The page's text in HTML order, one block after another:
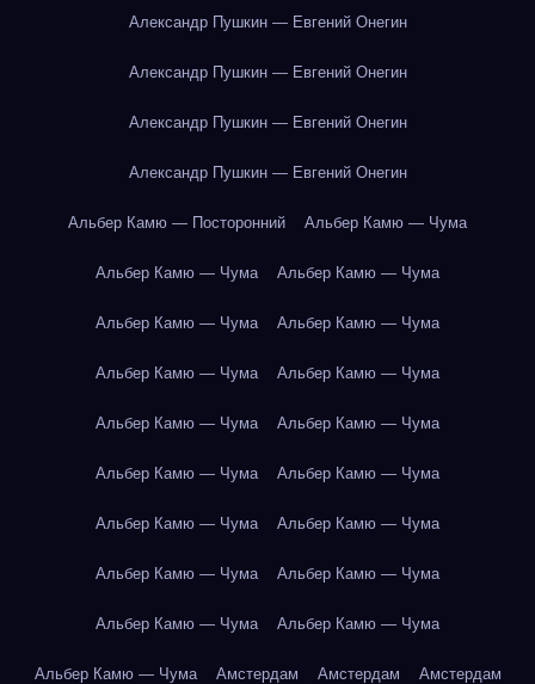
Александр Пушкин — Евгений Онегин
Александр Пушкин — Евгений Онегин
Александр Пушкин — Евгений Онегин
Александр Пушкин — Евгений Онегин
Альбер Камю — Посторонний Альбер Камю — Чума
Альбер Камю — Чума Альбер Камю — Чума
Альбер Камю — Чума Альбер Камю — Чума
Альбер Камю — Чума Альбер Камю — Чума
Альбер Камю — Чума Альбер Камю — Чума
Альбер Камю — Чума Альбер Камю — Чума
Альбер Камю — Чума Альбер Камю — Чума
Альбер Камю — Чума Альбер Камю — Чума
Альбер Камю — Чума Альбер Камю — Чума
Альбер Камю — Чума Амстердам Амстердам Амстердам